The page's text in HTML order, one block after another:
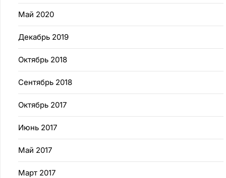
Май 2020
Декабрь 2019
Октябрь 2018
Сентябрь 2018
Октябрь 2017
Июнь 2017
Май 2017
Март 2017